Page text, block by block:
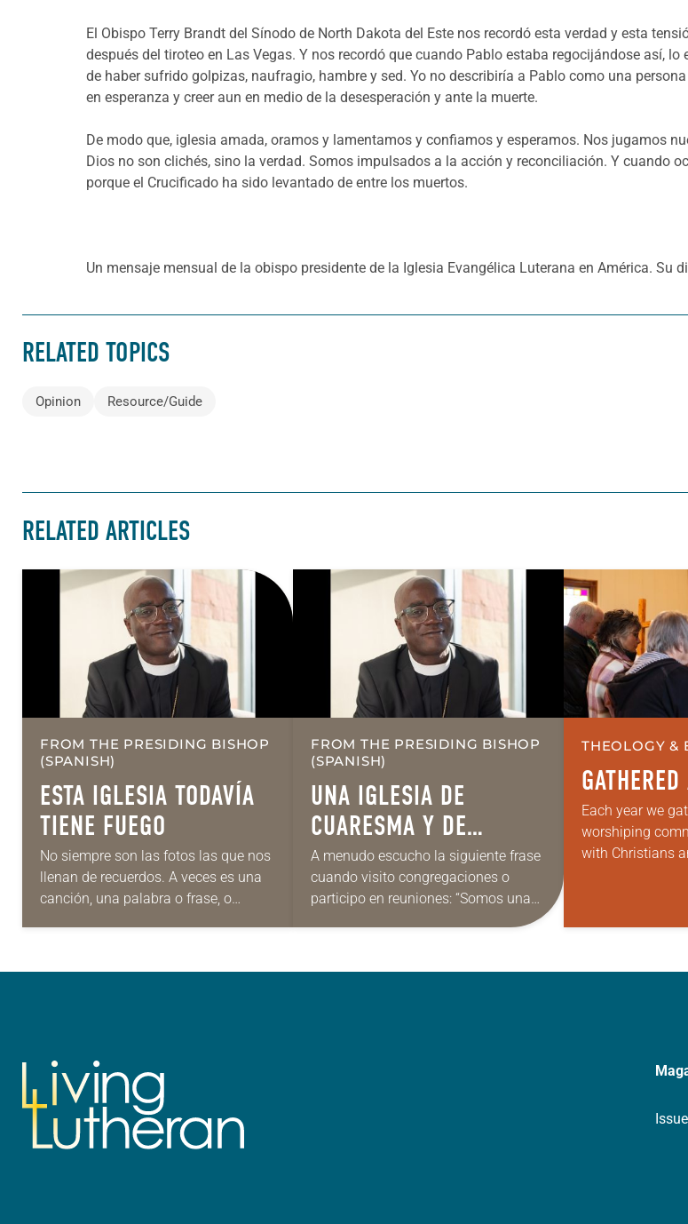
El Obispo Terry Brandt del Sínodo de North Dakota del Este nos recordó esta verdad y esta
después del tiroteo en Las Vegas. Y nos recordó que cuando Pablo estaba regocijándose así,
de haber sufrido golpizas, naufragio, hambre y sed. Yo no describiría a Pablo como una
en esperanza y creer aun en medio de la desesperación y ante la muerte.
De modo que, iglesia amada, oramos y lamentamos y confiamos y esperamos. Nos jugamos
Dios no son clichés, sino la verdad. Somos impulsados a la acción y reconciliación. Y cuando
porque el Crucificado ha sido levantado de entre los muertos.
Un mensaje mensual de la obispo presidente de la Iglesia Evangélica Luterana en América. Su
RELATED TOPICS
Opinion Resource/Guide
RELATED ARTICLES
FROM THE PRESIDING BISHOP
(SPANISH)
ESTA IGLESIA TODAVÍA
TIENE FUEGO
No siempre son las fotos las que nos
llenan de recuerdos. A veces es una
canción, una palabra o frase, o
FROM THE PRESIDING BISHOP
(SPANISH)
UNA IGLESIA DE
CUARESMA Y DE
PASCUA
A menudo escucho la siguiente frase
cuando visito congregaciones o
participo en reuniones: “Somos una
iglesia de Pascua”. Me gusta esa idea
THEOLOGY &
Each year we
worshiping
with Christians